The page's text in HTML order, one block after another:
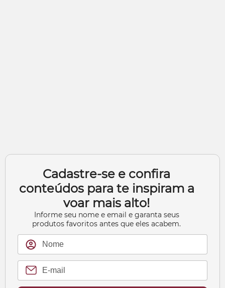
Cadastre-se e confira
conteúdos para te inspiram a
voar mais alto!
Informe seu nome e email e garanta seus
produtos favoritos antes que eles acabem.